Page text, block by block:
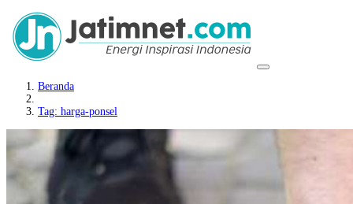
Beranda
Tag: harga-ponsel